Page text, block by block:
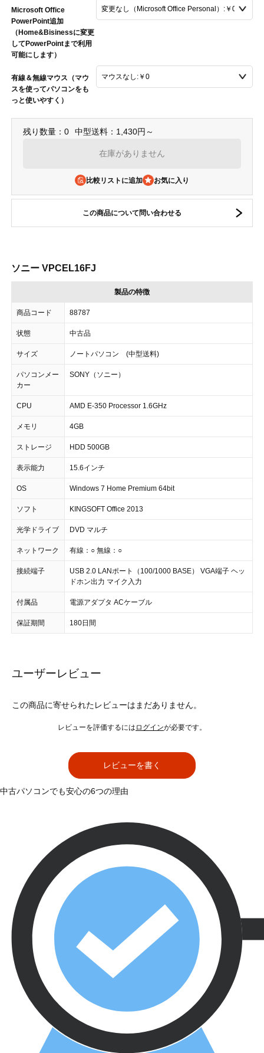
Microsoft Office
PowerPoint追加
（Home&Bisinessに変更
してPowerPointまで利用
可能にします）
有線＆無線マウス（マウ
スを使ってパソコンをも
っと使いやすく）
残り数量：0 中型送料：1,430円～
在庫がありません
比較リストに追加
この商品について問い合わせる
ソニー VPCEL16FJ
製品の特徴
商品コード 88787
状態 中古品
サイズ ノートパソコン (中型送料)
パソコンメー
カー
SONY（ソニー）
CPU AMD E-350 Processor 1.6GHz
メモリ 4GB
ストレージ HDD 500GB
表示能力 15.6インチ
OS Windows 7 Home Premium 64bit
ソフト KINGSOFT Office 2013
光学ドライブ DVD マルチ
ネットワーク 有線：○ 無線：○
接続端子
USB 2.0 LANポート（100/1000 BASE） VGA端子 ヘッ
ドホン出力 マイク入力
付属品 電源アダプタ ACケーブル
保証期間 180日間
ユーザーレビュー
この商品に寄せられたレビューはまだありません。
レビューを評価するには ログインが必要です。
レビューを書く
中古パソコンでも安心の6つの理由